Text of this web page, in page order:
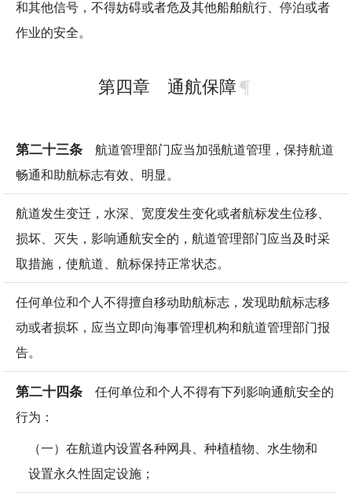
和其他信号，不得妨碍或者危及其他船舶航行、停泊或者
作业的安全。
第四章 通航保障
第二十三条 航道管理部门应当加强航道管理，保持航道
畅通和助航标志有效、明显。
航道发生变迁，水深、宽度发生变化或者航标发生位移、
损坏、灭失，影响通航安全的，航道管理部门应当及时采
取措施，使航道、航标保持正常状态。
任何单位和个人不得擅自移动助航标志，发现助航标志移
动或者损坏，应当立即向海事管理机构和航道管理部门报
告。
第二十四条 任何单位和个人不得有下列影响通航安全的
行为：
（一）在航道内设置各种网具、种植植物、水生物和
设置永久性固定设施；